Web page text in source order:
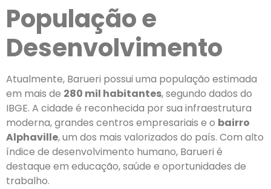
População e
Desenvolvimento
Atualmente, Barueri possui uma população estimada
em mais de 280 mil habitantes, segundo dados do
IBGE. A cidade é reconhecida por sua infraestrutura
moderna, grandes centros empresariais e o bairro
Alphaville, um dos mais valorizados do país. Com alto
índice de desenvolvimento humano, Barueri é
destaque em educação, saúde e oportunidades de
trabalho.